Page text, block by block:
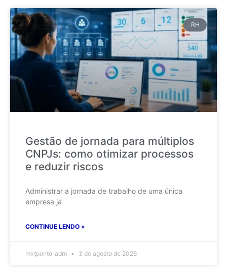
RH
Gestão de jornada para múltiplos
CNPJs: como otimizar processos
e reduzir riscos
Administrar a jornada de trabalho de uma única
empresa já
CONTINUE LENDO »
mktponto_adm 3 de agosto de 2026